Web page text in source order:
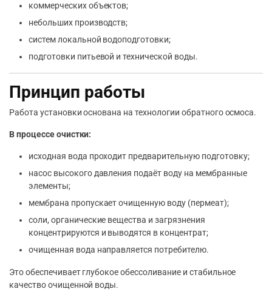
коммерческих объектов;
небольших производств;
систем локальной водоподготовки;
подготовки питьевой и технической воды.
Принцип работы
Работа установки основана на технологии обратного осмоса.
В процессе очистки:
исходная вода проходит предварительную подготовку;
насос высокого давления подаёт воду на мембранные
элементы;
мембрана пропускает очищенную воду (пермеат);
соли, органические вещества и загрязнения
концентрируются и выводятся в концентрат;
очищенная вода направляется потребителю.
Это обеспечивает глубокое обессоливание и стабильное
качество очищенной воды.